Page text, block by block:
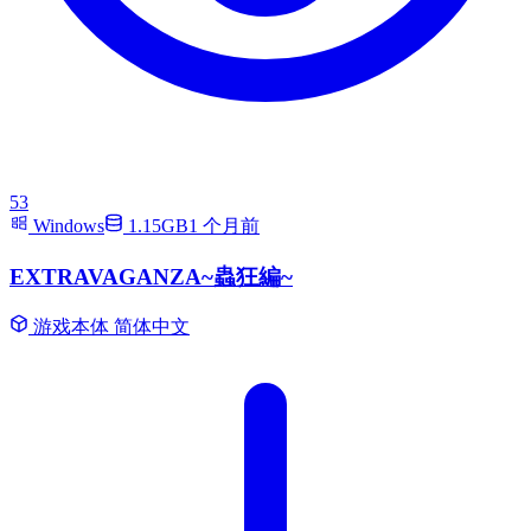
53
Windows
1.15GB1 个月前
EXTRAVAGANZA~蟲狂編~
游戏本体 简体中文